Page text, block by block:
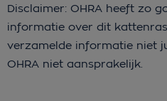
Disclaimer: OHRA heeft zo
informatie over dit
verzamelde informatie niet
OHRA niet aansprakelijk.